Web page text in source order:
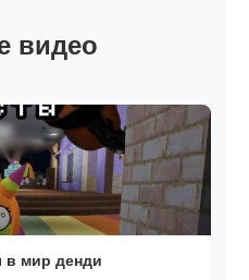
видео
в мир денди